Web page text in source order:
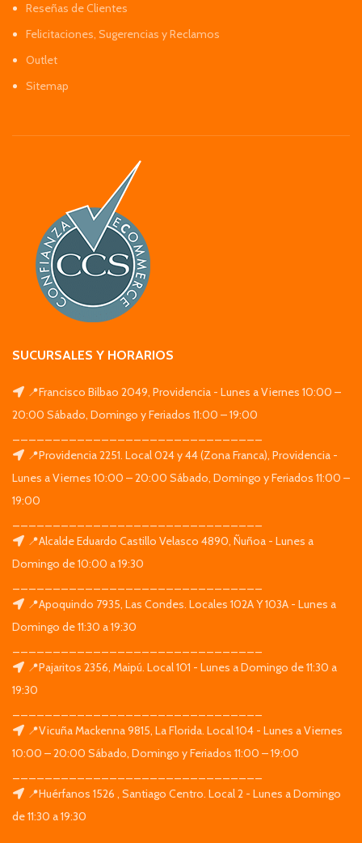
Reseñas de Clientes
Felicitaciones, Sugerencias y Reclamos
Outlet
Sitemap
SUCURSALES Y HORARIOS
📍Francisco Bilbao 2049, Providencia - Lunes a Viernes 10:00 –
20:00 Sábado, Domingo y Feriados 11:00 – 19:00
📍Providencia 2251. Local 024 y 44 (Zona Franca), Providencia -
Lunes a Viernes 10:00 – 20:00 Sábado, Domingo y Feriados 11:00 –
19:00
📍Alcalde Eduardo Castillo Velasco 4890, Ñuñoa - Lunes a
Domingo de 10:00 a 19:30
📍Apoquindo 7935, Las Condes. Locales 102A Y 103A - Lunes a
Domingo de 11:30 a 19:30
📍Pajaritos 2356, Maipú. Local 101 - Lunes a Domingo de 11:30 a
19:30
📍Vicuña Mackenna 9815, La Florida. Local 104 - Lunes a Viernes
10:00 – 20:00 Sábado, Domingo y Feriados 11:00 – 19:00
📍Huérfanos 1526 , Santiago Centro. Local 2 - Lunes a Domingo
de 11:30 a 19:30